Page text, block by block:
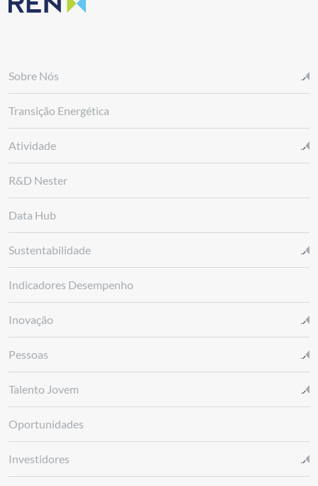
Sobre Nós
Transição Energética
Atividade
R&D Nester
Data Hub
Sustentabilidade
Indicadores Desempenho
Inovação
Pessoas
Talento Jovem
Oportunidades
Investidores